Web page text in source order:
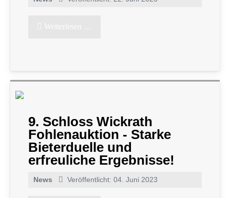
Weiterlesen …
9. Schloss Wickrath
Fohlenauktion - Starke
Bieterduelle und
erfreuliche Ergebnisse!
News Veröffentlicht: 04. Juni 2023